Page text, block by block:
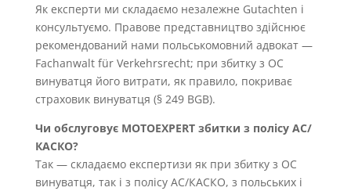
Як експерти ми складаємо незалежне Gutachten і
консультуємо. Правове представництво здійснює
рекомендований нами польськомовний адвокат —
Fachanwalt für Verkehrsrecht; при збитку з OC
винуватця його витрати, як правило, покриває
страховик винуватця (§ 249 BGB).
Чи обслуговує MOTOEXPERT збитки з полісу AC/
КАСКО?
Так — складаємо експертизи як при збитку з OC
винуватця, так і з полісу AC/КАСКО, з польських і